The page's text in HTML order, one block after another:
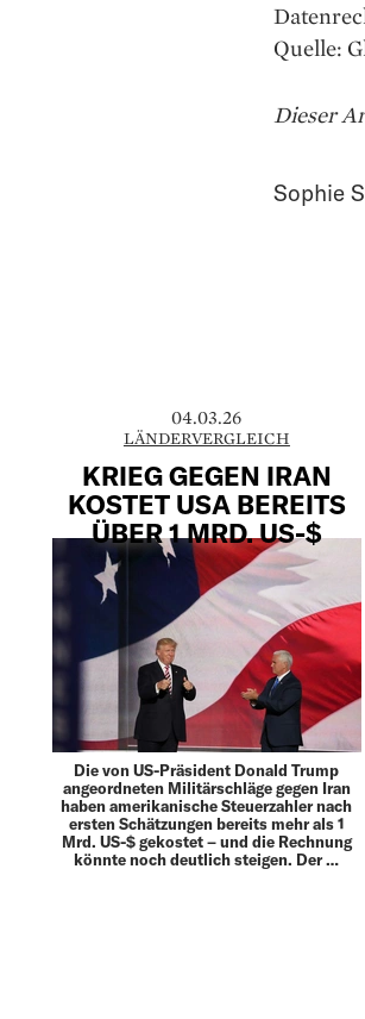
Quelle:
Dieser
Sophie
04.03.26
LÄNDERVERGLEICH
KRIEG GEGEN IRAN
KOSTET USA BEREITS
ÜBER 1 MRD. US-$
Die von US-Präsident Donald Trump
angeordneten Militärschläge gegen Iran
haben amerikanische Steuerzahler nach
ersten Schätzungen bereits mehr als 1
Mrd. US-$ gekostet – und die Rechnung
könnte noch deutlich steigen. Der …